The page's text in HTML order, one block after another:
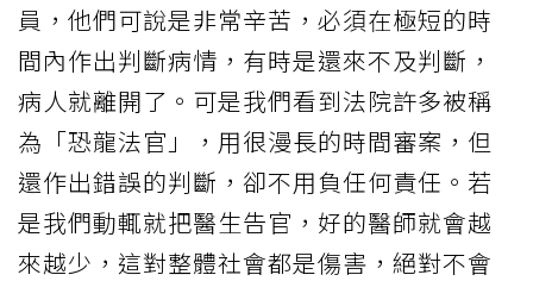
員，他們可說是非常辛苦，必須在極短的時
間內作出判斷病情，有時是還來不及判斷，
病人就離開了。可是我們看到法院許多被稱
為「恐龍法官」，用很漫長的時間審案，但
還作出錯誤的判斷，卻不用負任何責任。若
是我們動輒就把醫生告官，好的醫師就會越
來越少，這對整體社會都是傷害，絕對不會